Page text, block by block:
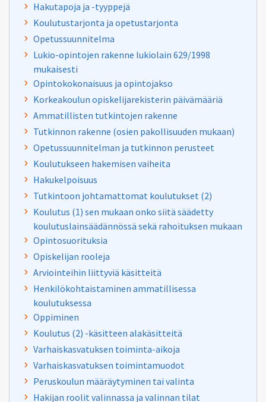
Hakutapoja ja -tyyppejä
Koulutustarjonta ja opetustarjonta
Opetussuunnitelma
Lukio-opintojen rakenne lukiolain 629/1998
mukaisesti
Opintokokonaisuus ja opintojakso
Korkeakoulun opiskelijarekisterin päivämääriä
Ammatillisten tutkintojen rakenne
Tutkinnon rakenne (osien pakollisuuden mukaan)
Opetussuunnitelman ja tutkinnon perusteet
Koulutukseen hakemisen vaiheita
Hakukelpoisuus
Tutkintoon johtamattomat koulutukset (2)
Koulutus (1) sen mukaan onko siitä säädetty
koulutuslainsäädännössä sekä rahoituksen mukaan
Opintosuorituksia
Opiskelijan rooleja
Arviointeihin liittyviä käsitteitä
Henkilökohtaistaminen ammatillisessa
koulutuksessa
Oppiminen
Koulutus (2) -käsitteen alakäsitteitä
Varhaiskasvatuksen toiminta-aikoja
Varhaiskasvatuksen toimintamuodot
Peruskoulun määräytyminen tai valinta
Hakijan roolit valinnassa ja valinnan tilat